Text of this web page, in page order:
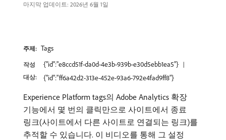
마지막 업데이트: 2026년 6월 1일
주제: Tags
작성
대상:
{"id":"e8ccd51f-da0d-4e3b-939b-e30d5ebb1ea5"}
{"id":"ff6a42d2-313e-452e-93a6-792e4fad9ff8"}
Experience Platform tags의 Adobe Analytics 확장
기능에서 몇 번의 클릭만으로 사이트에서 종료
링크(사이트에서 다른 사이트로 연결되는 링크)를
추적할 수 있습니다. 이 비디오를 통해 그 설정